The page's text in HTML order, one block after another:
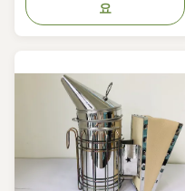
style ,M size Material: 201
stainless steel and atificial
inner tank Regarding the bee
smoker , we have American style
요